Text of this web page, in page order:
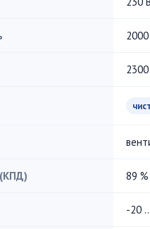
89 %
-20